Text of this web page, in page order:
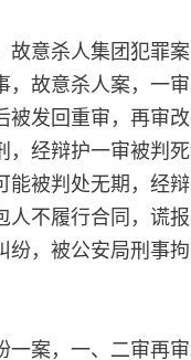
意杀人集团犯罪
故意杀人案，一
发回重审，再审改
经辩护一审被判死
被判处无期，经辩
不履行合同，谎
，被公安局刑事
案，一、二审再